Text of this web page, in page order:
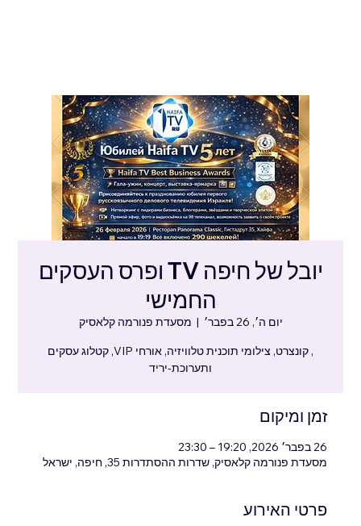
יובל של חיפה TV ופרס העסקים
החמישי
יום ה׳, 26 בפבר׳
  |
מסעדת פנורמה קלאסיק
, קונצרט, צילומי תוכנית טלוויזיה, אורחי VIP, קטלוג עסקים
ותערוכת-יריד
זמן ומיקום
26 בפבר׳ 2026, 19:20 – 23:30
מסעדת פנורמה קלאסיק, שדרות ההסתדרות 35, חיפה, ישראל
פרטי האירוע